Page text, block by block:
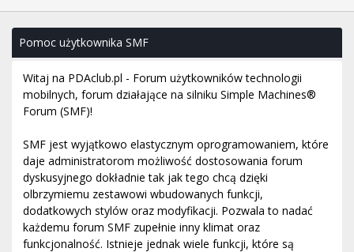
Pomoc użytkownika SMF
Witaj na PDAclub.pl - Forum użytkowników technologii
mobilnych, forum działające na silniku Simple Machines®
Forum (SMF)!
SMF jest wyjątkowo elastycznym oprogramowaniem, które
daje administratorom możliwość dostosowania forum
dyskusyjnego dokładnie tak jak tego chcą dzięki
olbrzymiemu zestawowi wbudowanych funkcji,
dodatkowych stylów oraz modyfikacji. Pozwala to nadać
każdemu forum SMF zupełnie inny klimat oraz
funkcjonalność. Istnieje jednak wiele funkcji, które są